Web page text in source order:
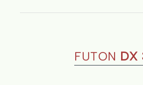
FUTON DX